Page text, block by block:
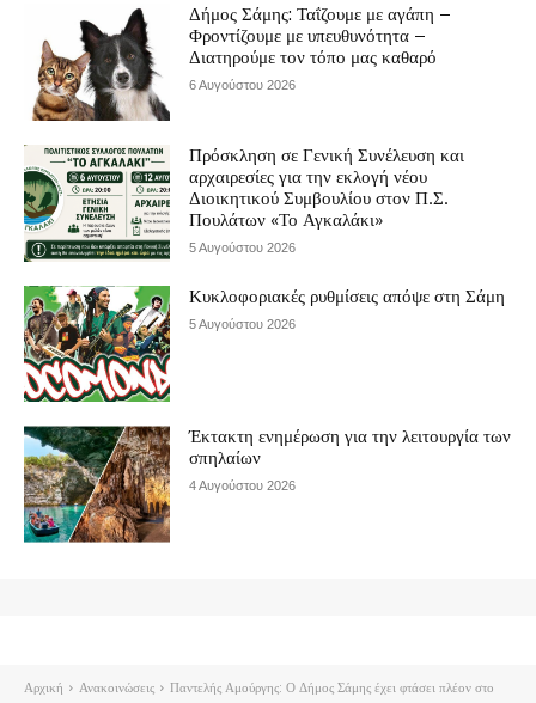
Δήμος Σάμης: Ταΐζουμε με αγάπη –
Φροντίζουμε με υπευθυνότητα –
Διατηρούμε τον τόπο μας καθαρό
6 Αυγούστου 2026
Πρόσκληση σε Γενική Συνέλευση και
αρχαιρεσίες για την εκλογή νέου
Διοικητικού Συμβουλίου στον Π.Σ.
Πουλάτων «Το Αγκαλάκι»
5 Αυγούστου 2026
Κυκλοφοριακές ρυθμίσεις απόψε στη Σάμη
5 Αυγούστου 2026
Έκτακτη ενημέρωση για την λειτουργία των
σπηλαίων
4 Αυγούστου 2026